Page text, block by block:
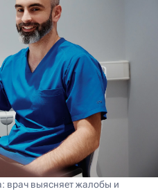
врач выясняет жалобы и